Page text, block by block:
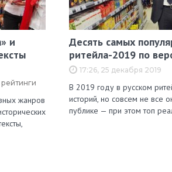
и
жанров
Десять самых
ритейла-2019 по
17:26, 25 декабря 2019
В 2019 году в русском
историй, но совсем не все
публике — при этом топ